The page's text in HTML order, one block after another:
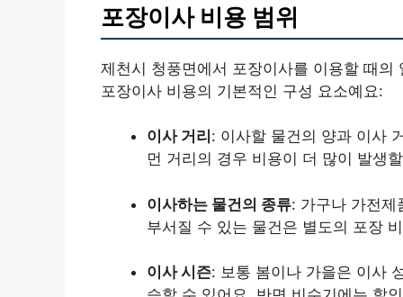
포장이사 비용 범위
제천시 청풍면에서 포장이사를 이용할 때
포장이사 비용의 기본적인 구성 요소예요:
이사 거리 : 이사할 물건의 양과 이사
먼 거리의 경우 비용이 더 많이 발생
이사하는 물건의 종류: 가구나 가전제
부서질 수 있는 물건은 별도의 포장
이사 시즌: 보통 봄이나 가을은 이사